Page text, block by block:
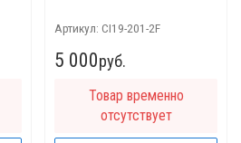
Артикул: CI19-201-2F
5 000руб.
Товар временно
отсутствует